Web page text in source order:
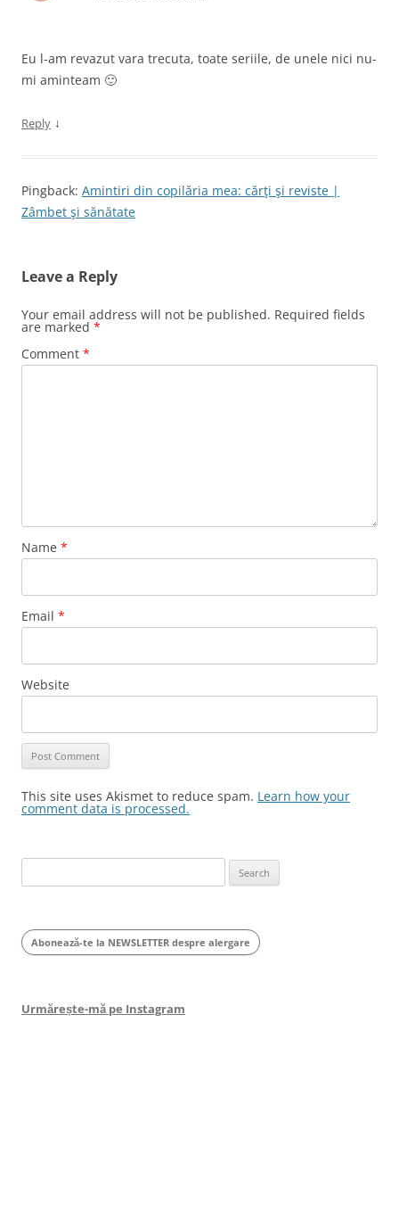
Eu l-am revazut vara trecuta, toate seriile, de unele nici nu-
mi aminteam 🙂
Reply ↓
Pingback: Amintiri din copilăria mea: cărţi şi reviste |
Zâmbet şi sănătate
Leave a Reply
Your email address will not be published. Required fields
are marked *
Comment *
Name *
Email *
Website
This site uses Akismet to reduce spam. Learn how your
comment data is processed.
for:
Abonează-te la NEWSLETTER despre alergare
Urmărește-mă pe Instagram